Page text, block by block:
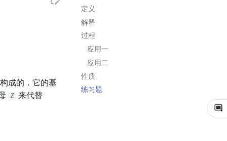
定义
解释
过程
应用一
应用二
性质
练习题
构成的．它的基
Z 来代替